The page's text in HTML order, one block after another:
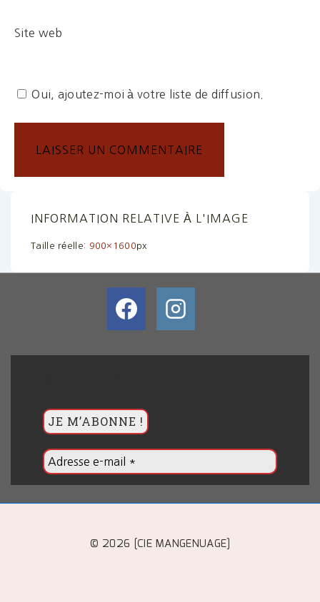
Site web
Oui, ajoutez-moi à votre liste de diffusion.
INFORMATION RELATIVE À L'IMAGE
Taille réelle: 900×1600px
© 2026 [CIE MANGENUAGE]